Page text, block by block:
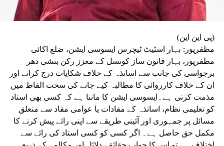
واضح رہے کہ گزشتہ ماہ طلبہ تحریک کے دوران بہار بھر میں
شدید احتجاجی مظاہرے ہوئے تھے۔ اس دوران احتجاج کرنے والے
طلبہ و طالبات اور پولیس اہلکاروں کے درمیان متعدد مقامات
پر جھڑپیں ہوئیں۔ کئی شہروں میں پتھراؤ اور لاٹھی چارج کے
واقعات میں مظاہرین طلبہ زخمی ہوئے تھے۔
سیوان میں طلبہ تحریک نے پُرتشدد رخ اختیار کر لیا تھا۔
اپوزیشن کا الزام ہے کہ پولیس نے مظاہرین پر گولیاں چلائیں،
جس کے نتیجے میں تین طلبہ زخمی ہو گئے تھے۔ بعد ازاں
سیوان کے سپرنٹنڈنٹ آف پولیس (ایس پی) پورن کمار جھا نے اے
کے-47 سے فائرنگ کرنے والے کانسٹیبل ابھیشیک کمار کو معطل
کر دیا تھا۔ ہاتھ میں اے کے-47 تھامے فائرنگ کرتے ایک پولیس
اہلکار کی ویڈیو بھی سوشل میڈیا پر بڑے پیمانے پر وائرل ہوئی
(پی این این)
مظفرپور: بہار اسٹیٹ ٹیچرس ایسوسی ایشن، ضلع اکائی
مظفرپور، بہار قانون ساز کونسل کے معزز رکن بنشی دھر
برجواسی کی جانب سے اساتذہ کے خلاف شکایات درج کرانے اور
ان کے خلاف کارروائی کا مطالبہ کیے جانے کی سخت الفاظ میں
مذمت کرتی ہے۔ایسوسی ایشن کا ماننا ہے کہ کسی بھی استاد
کو تعلیمی نظام، اساتذہ کے مفادات یا عوامی مفاد سے متعلق
مسائل پر جمہوری اور آئینی طریقے سے اپنی رائے پیش کرنے کا
مکمل حق حاصل ہے۔ اگر کسی کو کسی استاد کی رائے سے